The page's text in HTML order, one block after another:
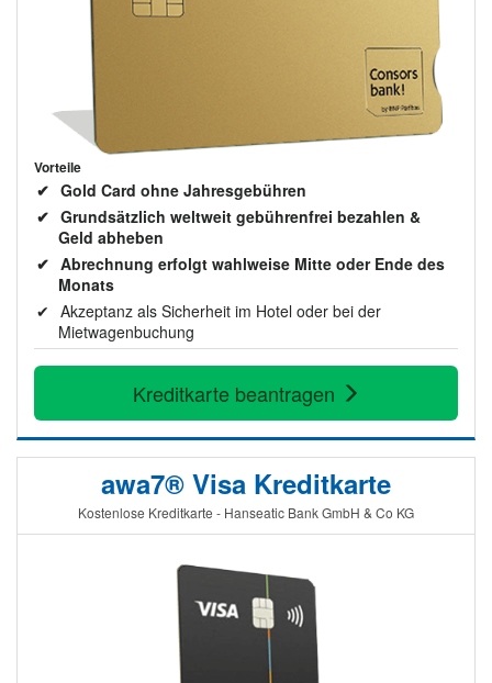
Vorteile
Gold Card ohne Jahresgebühren
Grundsätzlich weltweit gebührenfrei bezahlen &
Geld abheben
Abrechnung erfolgt wahlweise Mitte oder Ende des
Monats
Akzeptanz als Sicherheit im Hotel oder bei der
Mietwagenbuchung
Kreditkarte beantragen
awa7® Visa Kreditkarte
Kostenlose Kreditkarte - Hanseatic Bank GmbH & Co KG